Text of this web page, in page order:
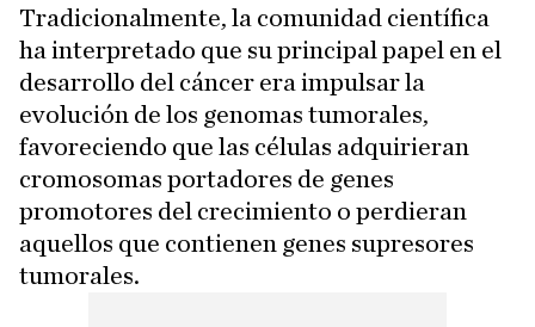
Tradicionalmente, la comunidad científica
ha interpretado que su principal papel en el
desarrollo del cáncer era impulsar la
evolución de los genomas tumorales,
favoreciendo que las células adquirieran
cromosomas portadores de genes
promotores del crecimiento o perdieran
aquellos que contienen genes supresores
tumorales.